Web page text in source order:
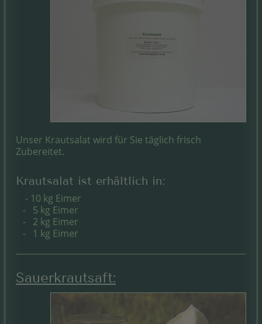
Unser Krautsalat wird für Sie täglich frisch
Zubereitet.
Krautsalat ist erhältlich in:
- 10 kg Eimer
- 5 kg Eimer
- 2 kg Eimer
- 1 kg Eimer
Sauerkrautsaft: